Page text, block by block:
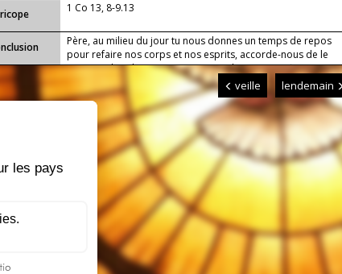
1 Co 13, 8-9.13
Père, au milieu du jour tu nous donnes un temps de repos
pour refaire nos corps et nos esprits, accorde-nous de le
recevoir dans la reconnaissance et d’en tirer profit pour ton
service et celui de nos frères. Par Jésus, le Christ, notre
Seigneur. Amen.
veille lendemain